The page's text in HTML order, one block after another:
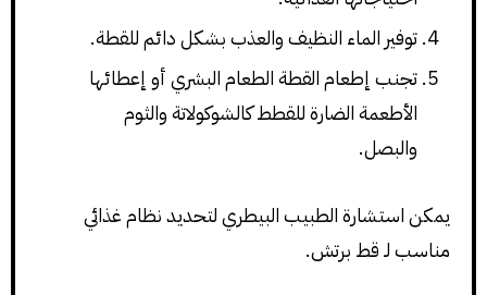
توفير الماء النظيف والعذب بشكل دائم للقطة.
تجنب إطعام القطة الطعام البشري أو إعطائها
الأطعمة الضارة للقطط كالشوكولاتة والثوم
والبصل.
يمكن استشارة الطبيب البيطري لتحديد نظام غذائي
مناسب لـ قط برتش.